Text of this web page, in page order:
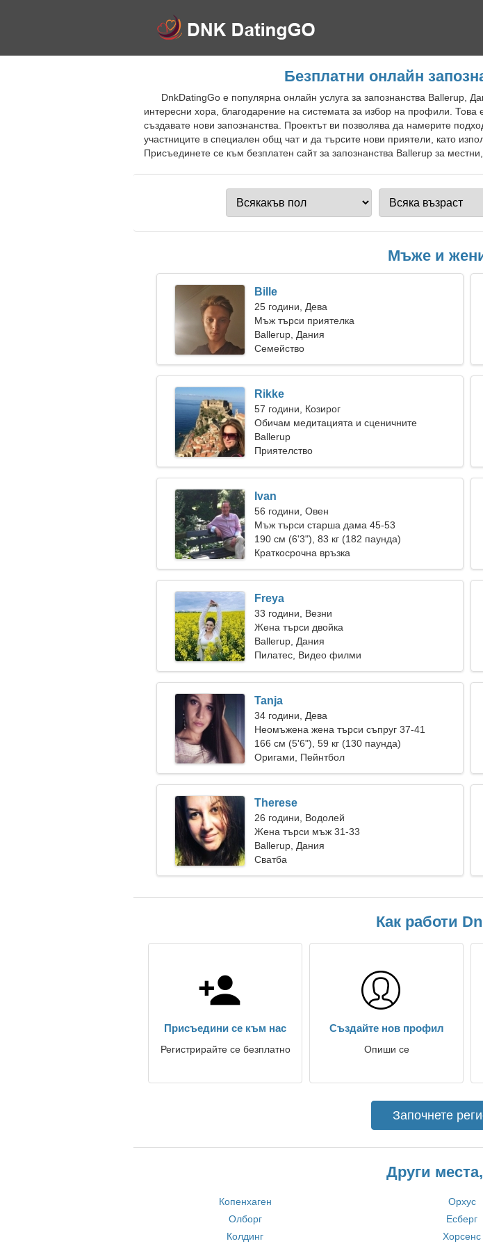
Безплатни онлайн
DnkDatingGo е популярна онлайн услуга за запознанства Ballerup,
интересни хора, благодарение на системата за избор на профили.
създавате нови запознанства. Проектът ви позволява да намерите
участниците в специален общ чат и да търсите нови приятели, като
Присъединете се към безплатен сайт за запознанства Ballerup за
Мъже и
Bille
25 години, Дева
Мъж търси приятелка
Ballerup, Дания
Семейство
Rikke
57 години, Козирог
Обичам медитацията и сценичните
изкуства
Ballerup
Приятелство
Ivan
56 години, Овен
Мъж търси старша дама 45-53
190 см (6'3"), 83 кг (182 паунда)
Краткосрочна връзка
Freya
33 години, Везни
Жена търси двойка
Ballerup, Дания
Пилатес, Видео филми
Tanja
34 години, Дева
Неомъжена жена търси съпруг 37-41
166 см (5'6"), 59 кг (130 паунда)
Оригами, Пейнтбол
Therese
26 години, Водолей
Жена търси мъж 31-33
Ballerup, Дания
Сватба
Как работи
Присъедини се към нас
Регистрирайте се безплатно
Създайте нов профил
Опиши се
Започнете
Други
Копенхаген Орхус
Олборг
Есберг
Колдинг
Хорсенс